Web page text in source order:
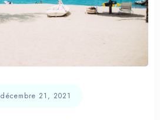
décembre 21, 2021